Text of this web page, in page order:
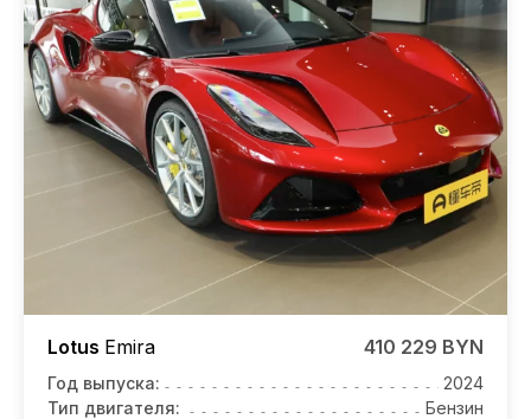
Lotus Emira 410 229 BYN
Год выпуска:
2024
Тип двигателя:
Бензин